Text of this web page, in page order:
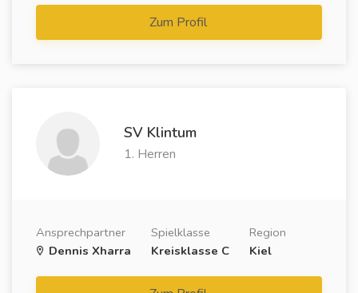
Zum Profil
SV Klintum
1. Herren
Ansprechpartner
Dennis Xharra
Spielklasse
Kreisklasse C
Region
Kiel